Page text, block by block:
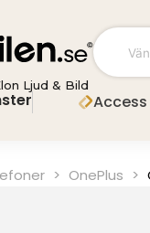
Ljud & Bild
Access
> OnePlus >